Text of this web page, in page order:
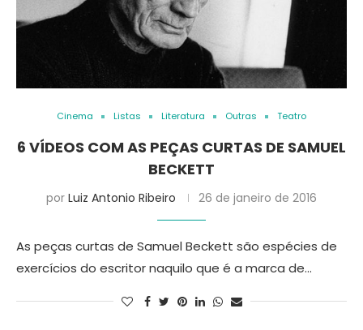
Cinema Listas Literatura Outras Teatro
6 VÍDEOS COM AS PEÇAS CURTAS DE SAMUEL
BECKETT
por Luiz Antonio Ribeiro 26 de janeiro de 2016
As peças curtas de Samuel Beckett são espécies de
exercícios do escritor naquilo que é a marca de…